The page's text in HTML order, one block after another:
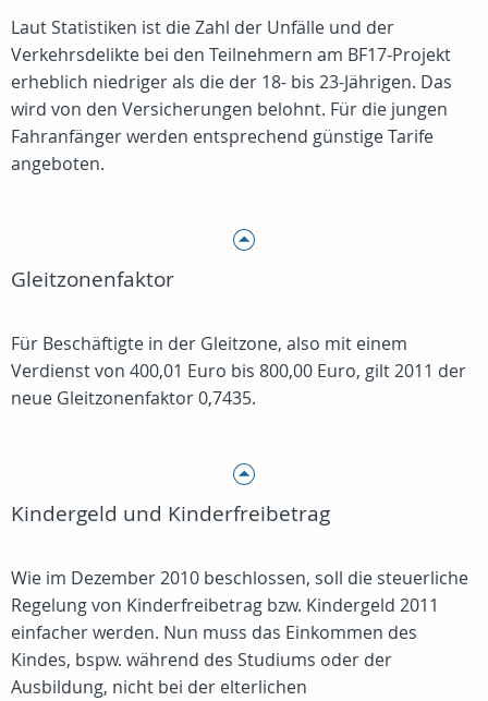
Laut Statistiken ist die Zahl der Unfälle und der
Verkehrsdelikte bei den Teilnehmern am BF17-Projekt
erheblich niedriger als die der 18- bis 23-Jährigen. Das
wird von den Versicherungen belohnt. Für die jungen
Fahranfänger werden entsprechend günstige Tarife
angeboten.
Gleitzonenfaktor
Für Beschäftigte in der Gleitzone, also mit einem
Verdienst von 400,01 Euro bis 800,00 Euro, gilt 2011 der
neue Gleitzonenfaktor 0,7435.
Kindergeld und Kinderfreibetrag
Wie im Dezember 2010 beschlossen, soll die steuerliche
Regelung von Kinderfreibetrag bzw. Kindergeld 2011
einfacher werden. Nun muss das Einkommen des
Kindes, bspw. während des Studiums oder der
Ausbildung, nicht bei der elterlichen